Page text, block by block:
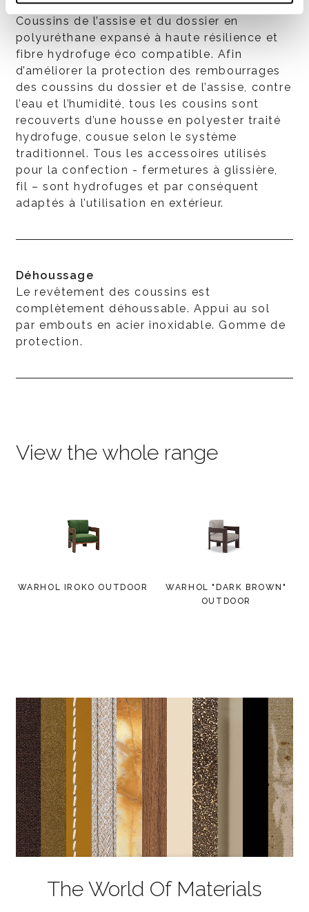
Coussins
Coussins de l’assise et du dossier en
polyuréthane expansé à haute résilience et
fibre hydrofuge éco compatible. Afin
d’améliorer la protection des rembourrages
des coussins du dossier et de l’assise, contre
l’eau et l’humidité, tous les cousins sont
recouverts d’une housse en polyester traité
hydrofuge, cousue selon le système
traditionnel. Tous les accessoires utilisés
pour la confection - fermetures à glissière,
fil – sont hydrofuges et par conséquent
adaptés à l’utilisation en extérieur.
Déhoussage
Le revêtement des coussins est
complètement déhoussable. Appui au sol
par embouts en acier inoxidable. Gomme de
protection.
View the whole range
WARHOL IROKO OUTDOOR
WARHOL "DARK BROWN"
OUTDOOR
The World Of Materials